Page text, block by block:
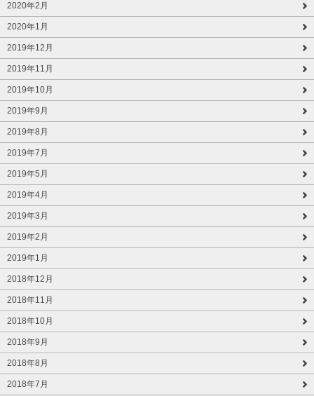
2020年2月
2020年1月
2019年12月
2019年11月
2019年10月
2019年9月
2019年8月
2019年7月
2019年5月
2019年4月
2019年3月
2019年2月
2019年1月
2018年12月
2018年11月
2018年10月
2018年9月
2018年8月
2018年7月